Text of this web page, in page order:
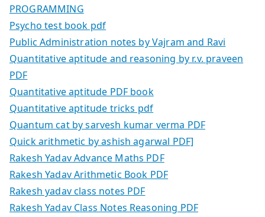
PROGRAMMING
Psycho test book pdf
Public Administration notes by Vajram and Ravi
Quantitative aptitude and reasoning by r.v. praveen
PDF
Quantitative aptitude PDF book
Quantitative aptitude tricks pdf
Quantum cat by sarvesh kumar verma PDF
Quick arithmetic by ashish agarwal PDF]
Rakesh Yadav Advance Maths PDF
Rakesh Yadav Arithmetic Book PDF
Rakesh yadav class notes PDF
Rakesh Yadav Class Notes Reasoning PDF